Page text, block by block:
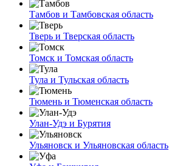
Тамбов и Тамбовская область
Тверь и Тверская область
Томск и Томская область
Тула и Тульская область
Тюмень и Тюменская область
Улан-Удэ и Бурятия
Ульяновск и Ульяновская область